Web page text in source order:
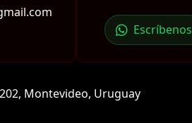
Escríbenos
Montevideo, Uruguay